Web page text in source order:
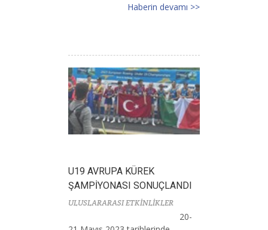
Haberin devamı >>
U19 AVRUPA KÜREK
ŞAMPİYONASI SONUÇLANDI
ULUSLARARASI ETKİNLİKLER
20-